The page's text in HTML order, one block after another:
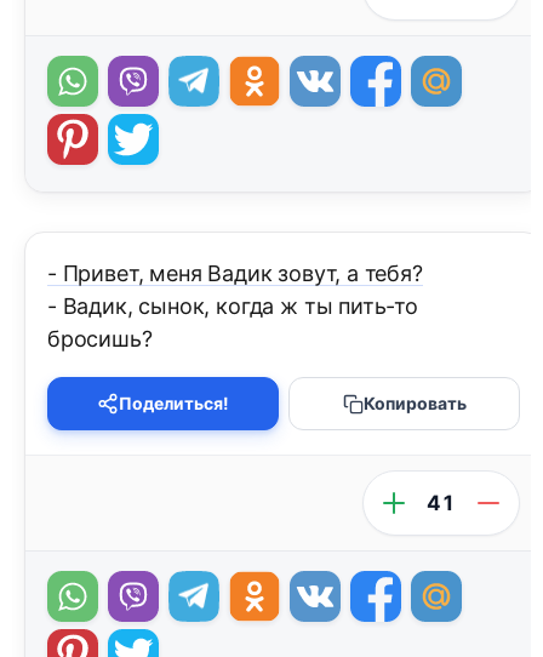
- Привет, меня Вадик зовут, а тебя?
- Вадик, сынок, когда ж ты пить-то
бросишь?
Поделиться! Копировать
41